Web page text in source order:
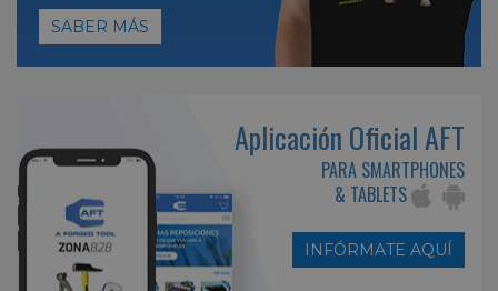
SABER MÁS
Aplicación Oficial AFT
PARA SMARTPHONES
& TABLETS
INFÓRMATE AQUÍ